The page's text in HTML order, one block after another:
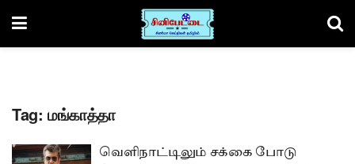
Tag: மங்காத்தா
வெளிநாட்டிலும் சக்கை போடு